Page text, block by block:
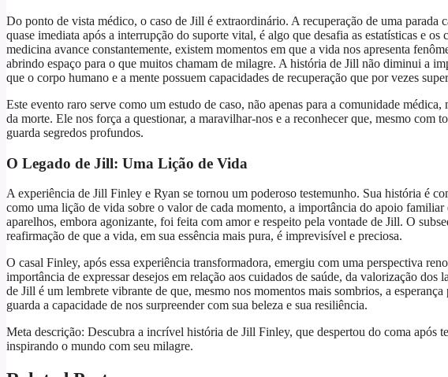
Do ponto de vista médico, o caso de Jill é extraordinário. A recuperação de uma
quase imediata após a interrupção do suporte vital, é algo que desafia as estatísticas e
medicina avance constantemente, existem momentos em que a vida nos apresenta
abrindo espaço para o que muitos chamam de milagre. A história de Jill não diminui a
que o corpo humano e a mente possuem capacidades de recuperação que por vezes
Este evento raro serve como um estudo de caso, não apenas para a comunidade
da morte. Ele nos força a questionar, a maravilhar-nos e a reconhecer que, mesmo com
guarda segredos profundos.
O Legado de Jill: Uma Lição de Vida
A experiência de Jill Finley e Ryan se tornou um poderoso testemunho. Sua história é
como uma lição de vida sobre o valor de cada momento, a importância do apoio familiar
aparelhos, embora agonizante, foi feita com amor e respeito pela vontade de Jill. O
reafirmação de que a vida, em sua essência mais pura, é imprevisível e preciosa.
O casal Finley, após essa experiência transformadora, emergiu com uma perspectiva
importância de expressar desejos em relação aos cuidados de saúde, da valorização
de Jill é um lembrete vibrante de que, mesmo nos momentos mais sombrios, a
guarda a capacidade de nos surpreender com sua beleza e sua resiliência.
Meta descrição: Descubra a incrível história de Jill Finley, que despertou do coma após
inspirando o mundo com seu milagre.